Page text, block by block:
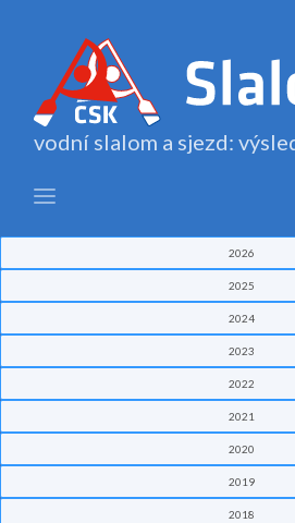
vodní slalom a sjezd:
2026
2025
2024
2023
2022
2021
2020
2019
2018